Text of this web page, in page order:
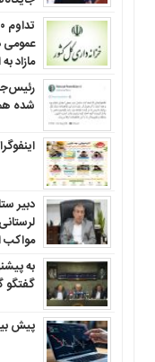
مازاد به ارزش ۹۰
شده
مواکب
به
پیش بینی